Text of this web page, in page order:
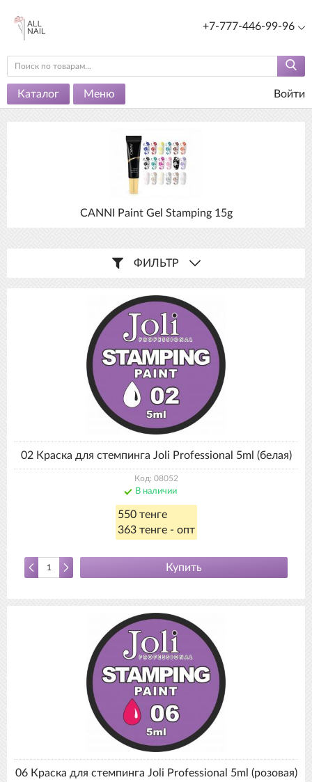
+7-777-446-99-96
Каталог Меню Войти
CANNI Paint Gel Stamping 15g
ФИЛЬТР
02 Краска для стемпинга Joli Professional 5ml (белая)
Код: 08052
В наличии
550 тенге
363 тенге - опт
Купить
06 Краска для стемпинга Joli Professional 5ml (розовая)